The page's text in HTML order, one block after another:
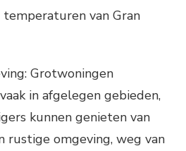
van Gran
Grotwoningen
in afgelegen gebieden,
kunnen genieten van
rustige omgeving, weg van